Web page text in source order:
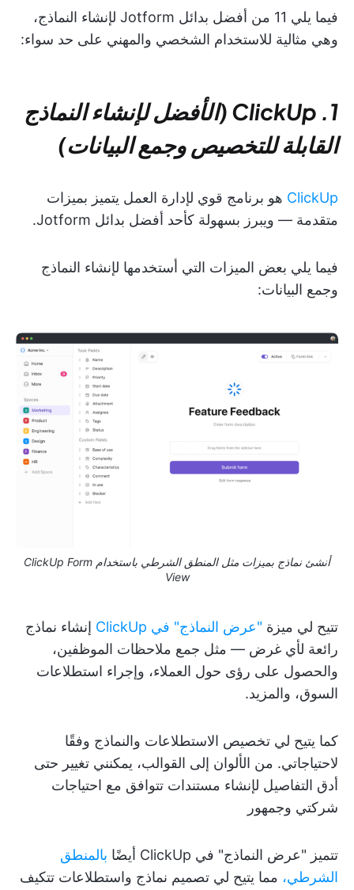
فيما يلي 11 من أفضل بدائل Jotform لإنشاء النماذج،
وهي مثالية للاستخدام الشخصي والمهني على حد سواء:
1. ClickUp (الأفضل لإنشاء النماذج
القابلة للتخصيص وجمع البيانات)
ClickUp هو برنامج قوي لإدارة العمل يتميز بميزات
متقدمة — ويبرز بسهولة كأحد أفضل بدائل Jotform.
فيما يلي بعض الميزات التي أستخدمها لإنشاء النماذج
وجمع البيانات:
أنشئ نماذج بميزات مثل المنطق الشرطي باستخدام ClickUp Form
View
تتيح لي ميزة "عرض النماذج" في ClickUp
إنشاء نماذج
رائعة لأي غرض — مثل جمع ملاحظات الموظفين،
والحصول على رؤى حول العملاء، وإجراء استطلاعات
السوق، والمزيد.
كما يتيح لي تخصيص الاستطلاعات والنماذج وفقًا
لاحتياجاتي. من الألوان إلى القوالب، يمكنني تغيير حتى
أدق التفاصيل لإنشاء مستندات تتوافق مع احتياجات
شركتي وجمهور
تتميز "عرض النماذج" في ClickUp أيضًا
بالمنطق
الشرطي، مما يتيح لي تصميم نماذج واستطلاعات تتكيف